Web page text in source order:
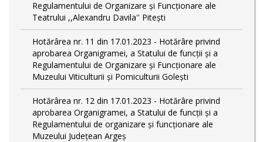
Regulamentului de Organizare și Funcționare ale
Teatrului ,,Alexandru Davila'' Pitești
Hotărârea nr. 11 din 17.01.2023 - Hotărâre privind
aprobarea Organigramei, a Statului de funcții și a
Regulamentului de Organizare și Funcționare ale
Muzeului Viticulturii și Pomiculturii Golești
Hotărârea nr. 12 din 17.01.2023 - Hotărâre privind
aprobarea Organigramei, a Statului de funcții și a
Regulamentului de organizare și funcționare ale
Muzeului Județean Argeș